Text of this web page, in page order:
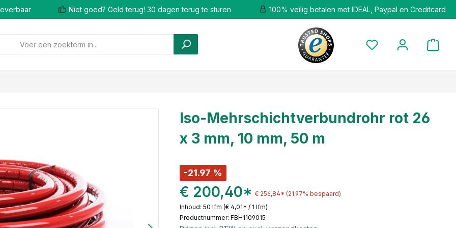
Niet goed? Geld terug! 30 dagen terug te sturen 100% veilig betalen met IDEAL, Paypal en Creditcard
Iso-Mehrschichtverbundrohr rot 26
x 3 mm, 10 mm, 50 m
-21.97 %
€ 200,40* € 256,84* (21.97% bespaard)
Inhoud: 50 lfm (€ 4,01* / 1 lfm)
Productnummer: FBH1109015